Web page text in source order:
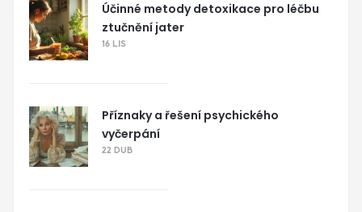
Účinné metody detoxikace pro léčbu
ztučnění jater
16 LIS
Příznaky a řešení psychického
vyčerpání
22 DUB